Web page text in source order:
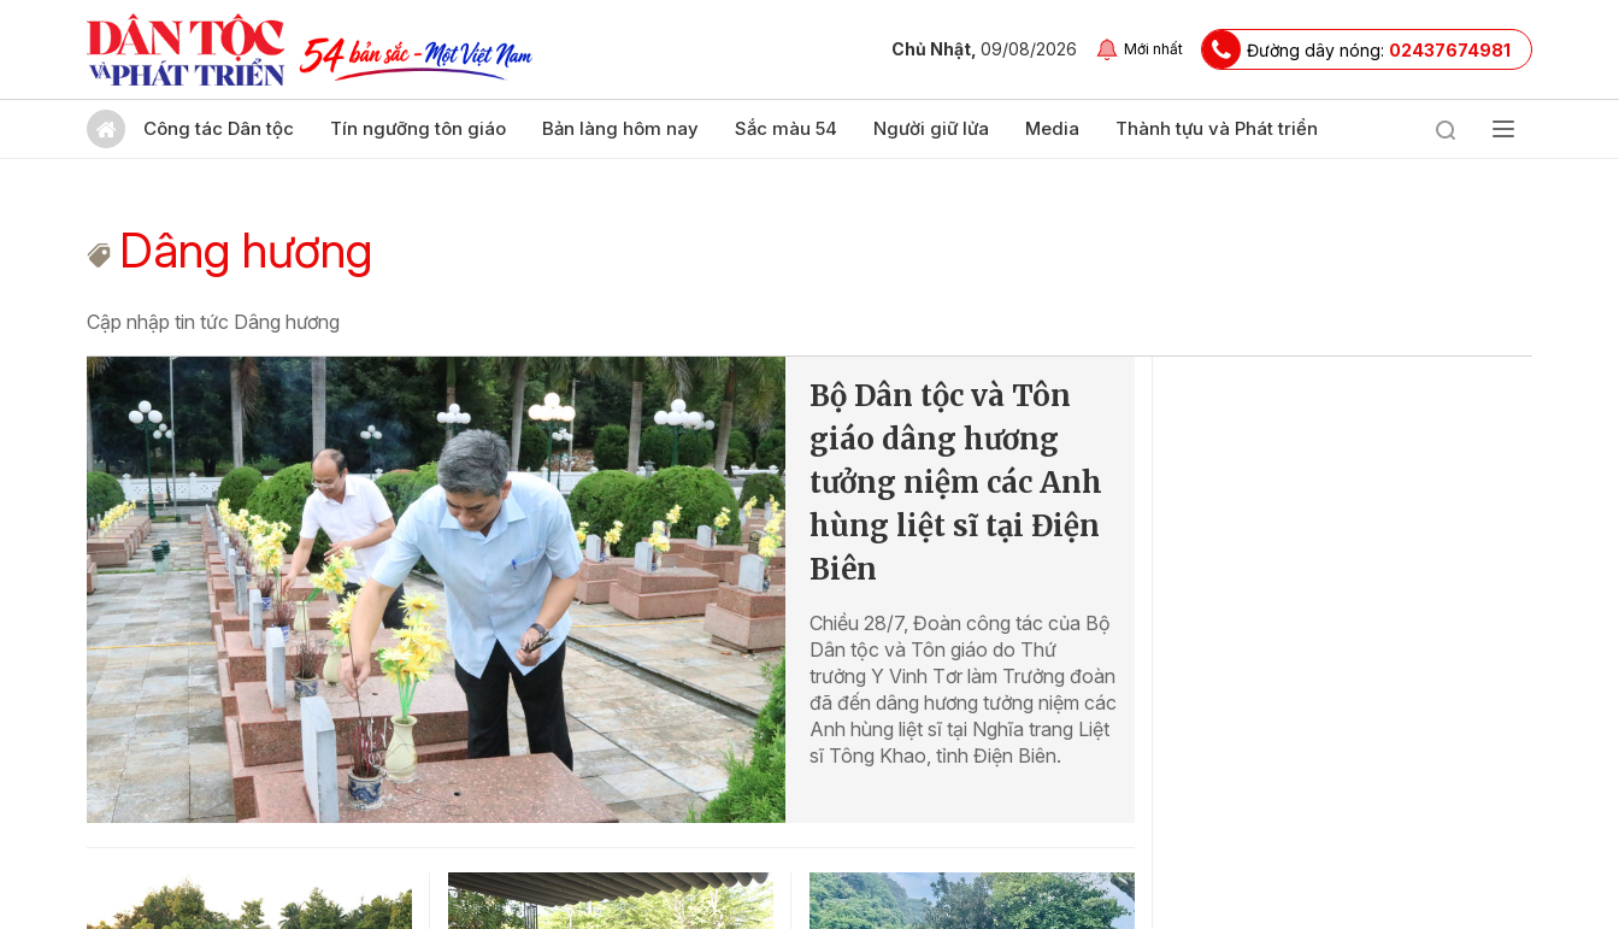
Chủ Nhật, 09/08/2026 Mới nhất Đường dây nóng: 02437674981
Công tác Dân tộc Tín ngưỡng tôn giáo Bản làng hôm nay Sắc màu 54 Người giữ lửa Media Thành tựu và Phát triển
Dâng hương
Cập nhập tin tức Dâng hương
Bộ Dân tộc và Tôn
giáo dâng hương
tưởng niệm các Anh
hùng liệt sĩ tại Điện
Biên
Chiều 28/7, Đoàn công tác của Bộ
Dân tộc và Tôn giáo do Thứ
trưởng Y Vinh Tơr làm Trưởng đoàn
đã đến dâng hương tưởng niệm các
Anh hùng liệt sĩ tại Nghĩa trang Liệt
sĩ Tông Khao, tỉnh Điện Biên.